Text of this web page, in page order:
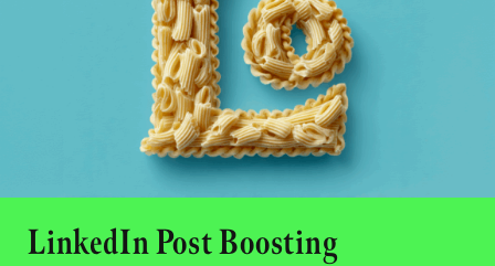
LinkedIn Post Boosting